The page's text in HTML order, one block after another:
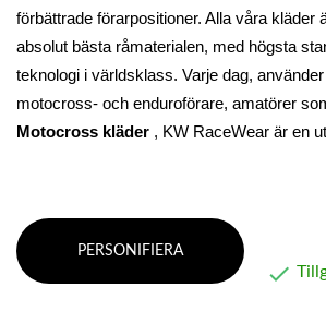
förbättrade förarpositioner. Alla våra kläder
absolut bästa råmaterialen, med högsta
teknologi i världsklass. Varje dag,
motocross- och enduroförare, amatörer
Motocross kläder , KW RaceWear är en
PERSONIFIERA
